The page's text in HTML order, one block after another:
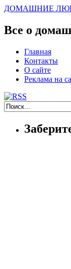
ДОМАШНИЕ
Все о
Главная
Контакты
О сайте
Реклама на